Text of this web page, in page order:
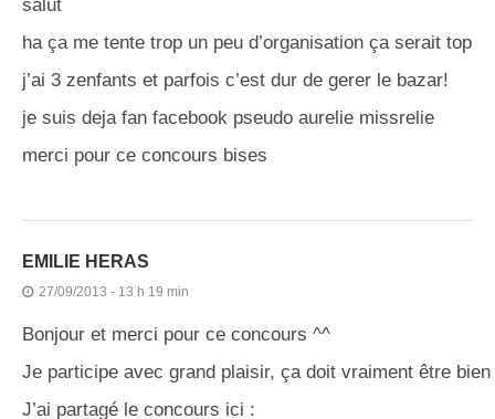
salut
ha ça me tente trop un peu d’organisation ça serait top
j’ai 3 zenfants et parfois c’est dur de gerer le bazar!
je suis deja fan facebook pseudo aurelie missrelie
merci pour ce concours bises
EMILIE HERAS
27/09/2013 - 13 h 19 min
Bonjour et merci pour ce concours ^^
Je participe avec grand plaisir, ça doit vraiment être
J’ai partagé le concours ici :